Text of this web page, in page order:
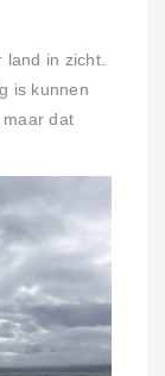
land in zicht.
is kunnen
dat